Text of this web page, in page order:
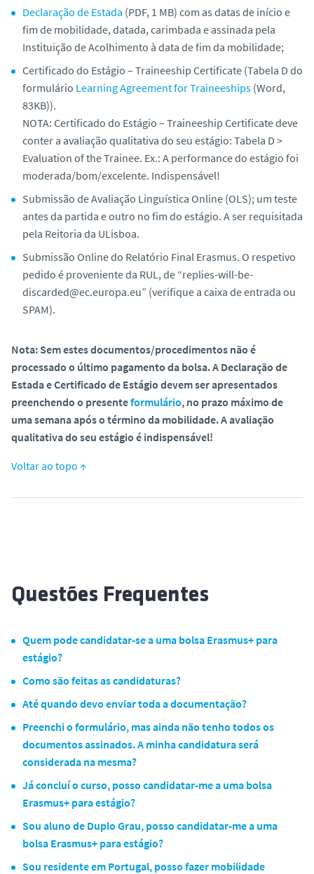
Declaração de Estada (PDF, 1 MB) com as datas de início e
fim de mobilidade, datada, carimbada e assinada pela
Instituição de Acolhimento à data de fim da mobilidade;
Certificado do Estágio – Traineeship Certificate (Tabela D do
formulário Learning Agreement for Traineeships (Word,
83KB)).
NOTA: Certificado do Estágio – Traineeship Certificate deve
conter a avaliação qualitativa do seu estágio: Tabela D >
Evaluation of the Trainee. Ex.: A performance do estágio foi
moderada/bom/excelente. Indispensável!
Submissão de Avaliação Linguística Online (OLS); um teste
antes da partida e outro no fim do estágio. A ser requisitada
pela Reitoria da ULisboa.
Submissão Online do Relatório Final Erasmus. O respetivo
pedido é proveniente da RUL, de “replies-will-be-
discarded@ec.europa.eu” (verifique a caixa de entrada ou
SPAM).
Nota: Sem estes documentos/procedimentos não é
processado o último pagamento da bolsa. A Declaração de
Estada e Certificado de Estágio devem ser apresentados
preenchendo o presenteformulário, no prazo máximo de
uma semana após o término da mobilidade. A avaliação
qualitativa do seu estágio é indispensável!
Voltar ao topo ↑
Questões Frequentes
Quem pode candidatar-se a uma bolsa Erasmus+ para
estágio?
Como são feitas as candidaturas?
Até quando devo enviar toda a documentação?
Preenchi o formulário, mas ainda não tenho todos os
documentos assinados. A minha candidatura será
considerada na mesma?
Já concluí o curso, posso candidatar-me a uma bolsa
Erasmus+ para estágio?
Sou aluno de Duplo Grau, posso candidatar-me a uma
bolsa Erasmus+ para estágio?
Sou residente em Portugal, posso fazer mobilidade